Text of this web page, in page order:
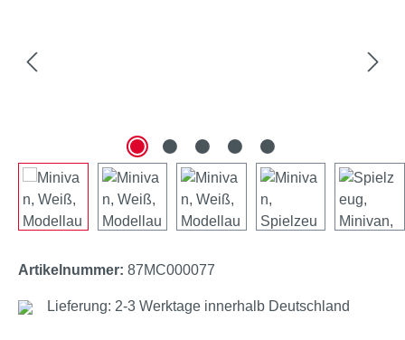
Artikelnummer: 87MC000077
Lieferung: 2-3 Werktage innerhalb Deutschland